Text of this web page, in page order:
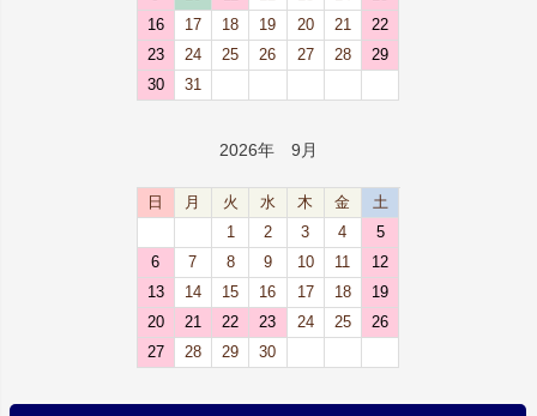
16
17 18 19 20 21
22
23
24 25 26 27 28
29
30
31
2026年 9月
日 月 火 水 木 金
土
1
2 3 4
5
6
7 8 9 10 11
12
13
14 15 16 17 18
19
20
21 22 23 24 25
26
27
28 29 30